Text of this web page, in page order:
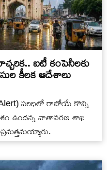
ఐటీ కంపెనీలకు
కీలక ఆదేశాలు
పరిధిలో రాబోయే కొన్ని
ఉందన్న వాతావరణ శాఖ